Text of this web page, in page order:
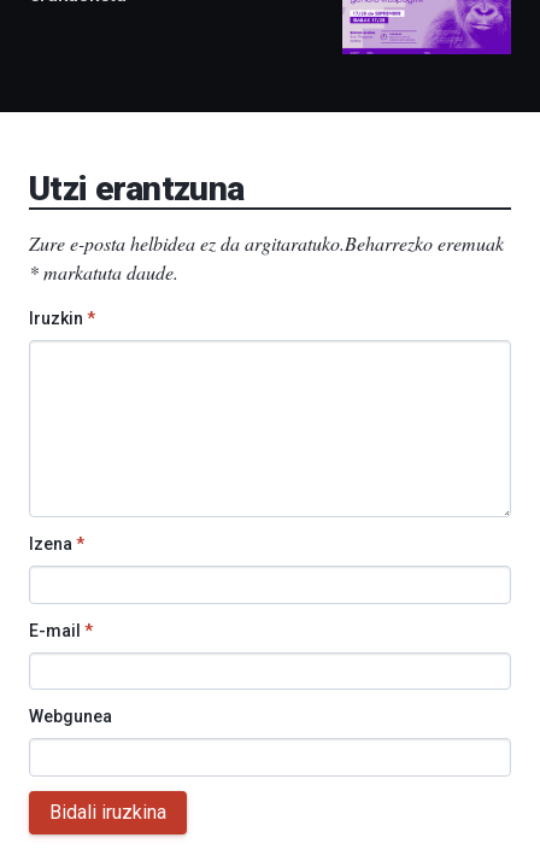
Utzi erantzuna
Zure e-posta helbidea ez da argitaratuko.Beharrezko eremuak
*markatuta daude.
Iruzkin *
Izena *
E-mail *
Webgunea
Bidali iruzkina